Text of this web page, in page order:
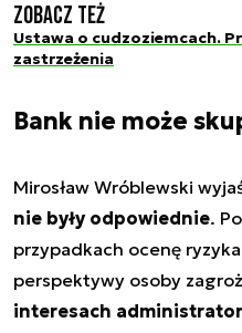
Zobacz też
Ustawa o cudzoziemcach.
zastrzeżenia
Bank nie może
Mirosław Wróblewski
nie były odpowiednie.
przypadkach ocenę
perspektywy osoby
interesach